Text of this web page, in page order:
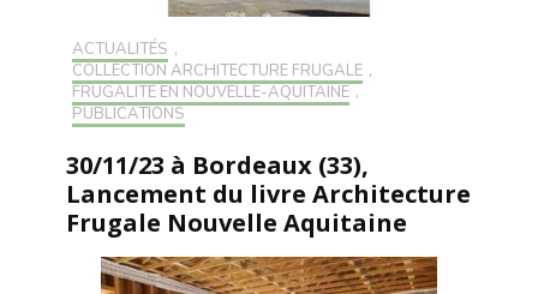
ACTUALITÉS ,
COLLECTION ARCHITECTURE FRUGALE ,
FRUGALITÉ EN NOUVELLE-AQUITAINE ,
PUBLICATIONS
30/11/23 à Bordeaux (33),
Lancement du livre Architecture
Frugale Nouvelle Aquitaine